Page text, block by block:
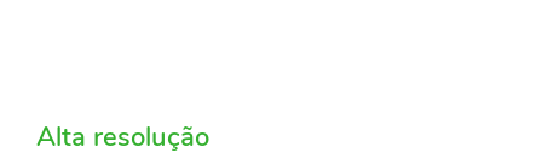
Alta resolução